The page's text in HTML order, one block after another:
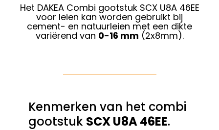
Het DAKEA Combi gootstuk SCX U8A 46EE
voor leien kan worden gebruikt bij
cement- en natuurleien met een dikte
variërend van 0-16 mm (2x8mm).
Kenmerken van het combi
gootstuk SCX U8A 46EE.